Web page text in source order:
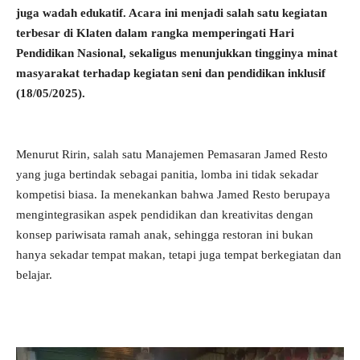
juga wadah edukatif. Acara ini menjadi salah satu kegiatan
terbesar di Klaten dalam rangka memperingati Hari
Pendidikan Nasional, sekaligus menunjukkan tingginya minat
masyarakat terhadap kegiatan seni dan pendidikan inklusif
(18/05/2025).
Menurut Ririn, salah satu Manajemen Pemasaran Jamed Resto
yang juga bertindak sebagai panitia, lomba ini tidak sekadar
kompetisi biasa. Ia menekankan bahwa Jamed Resto berupaya
mengintegrasikan aspek pendidikan dan kreativitas dengan
konsep pariwisata ramah anak, sehingga restoran ini bukan
hanya sekadar tempat makan, tetapi juga tempat berkegiatan dan
belajar.